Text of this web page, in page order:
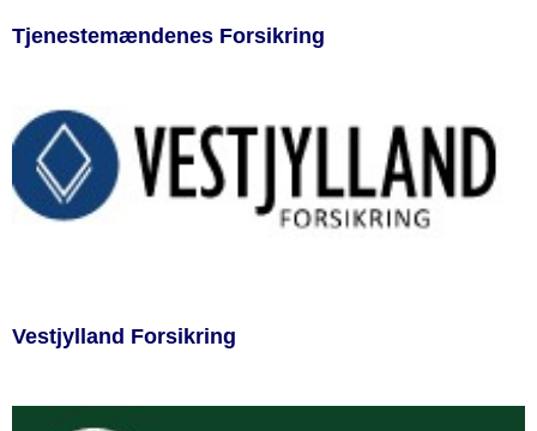
Tjenestemændenes Forsikring
Vestjylland Forsikring